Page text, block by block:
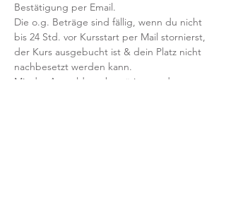
Bestätigung per Email.
Die o.g. Beträge sind fällig, wenn du nicht
bis 24 Std. vor Kursstart per Mail stornierst,
der Kurs ausgebucht ist & dein Platz nicht
nachbesetzt werden kann.
Mit der Anmeldung bestätigst und